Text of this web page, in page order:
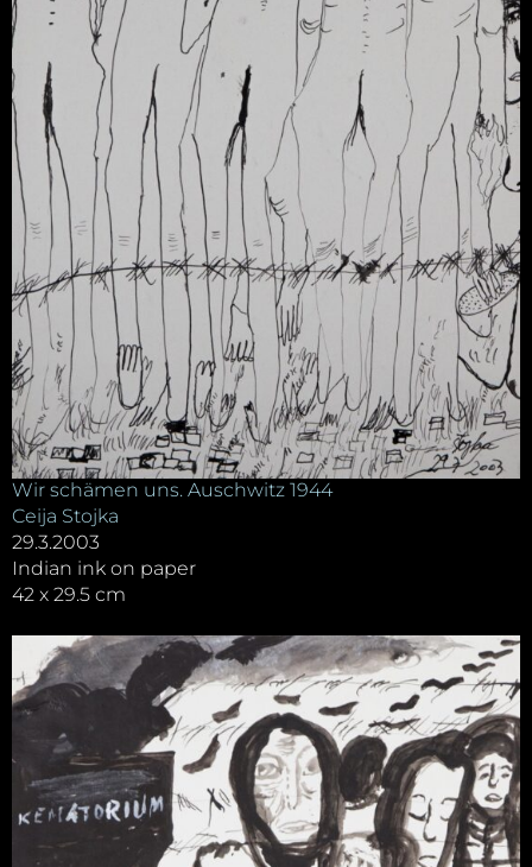
Wir schämen uns. Auschwitz 1944
Ceija Stojka
29.3.2003
Indian ink on paper
42 x 29.5 cm